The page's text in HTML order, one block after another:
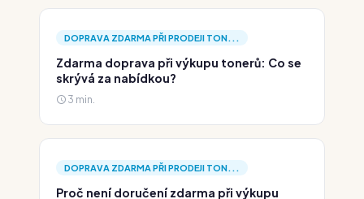
DOPRAVA ZDARMA PŘI PRODEJI TON...
Zdarma doprava při výkupu tonerů: Co se
skrývá za nabídkou?
3 min.
DOPRAVA ZDARMA PŘI PRODEJI TON...
Proč není doručení zdarma při výkupu